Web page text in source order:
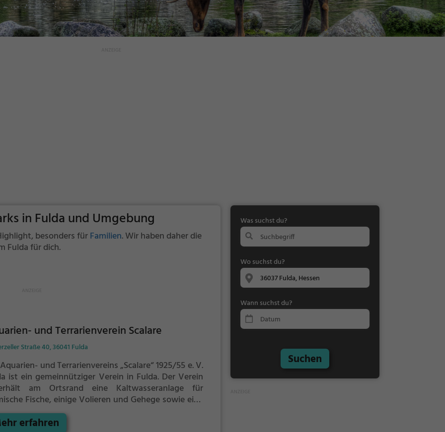
in Fulda und Umgebung
besonders fürFamilien. Wir haben daher die
Fulda für dich.
und Terrarienverein Scalare
Straße 40, 36041 Fulda
und Terrarienvereins „Scalare“ 1925/55 e. V.
ist ein gemeinnütziger Verein in Fulda. Der Verein
am Ortsrand eine Kaltwasseranlage für
Fische, einige Volieren und Gehege sowie eine
mit Aquarien und Terrarien.
erfahren
Was suchst du?
Wo suchst du?
Wann suchst du?
Suchen